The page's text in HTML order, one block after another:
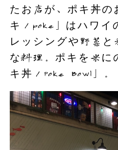
たお店が、ポキ丼の
キ／poke」はハワイ
レッシングや野菜と
な料理。ポキを米に
キ丼／Poke Bowl」。